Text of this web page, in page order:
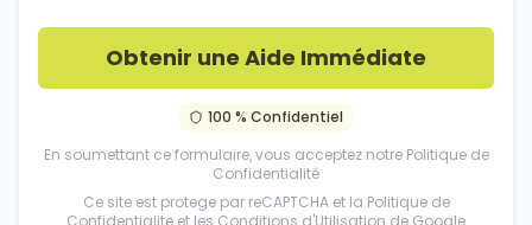
Obtenir une Aide Immédiate
100 % Confidentiel
En soumettant ce formulaire, vous acceptez notre Politique de
Confidentialité
Ce site est protege par reCAPTCHA et la Politique de
Confidentialite et les Conditions d'Utilisation de Google